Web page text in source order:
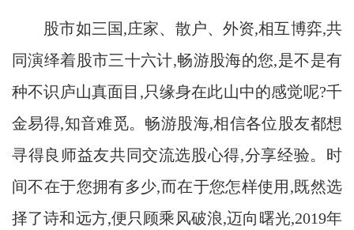
股市如三国,庄家、散户、外资,相互博弈,共
同演绎着股市三十六计,畅游股海的您,是不是有
种不识庐山真面目,只缘身在此山中的感觉呢?千
金易得,知音难觅。畅游股海,相信各位股友都想
寻得良师益友共同交流选股心得,分享经验。时
间不在于您拥有多少,而在于您怎样使用,既然选
择了诗和远方,便只顾乘风破浪,迈向曙光,2019年